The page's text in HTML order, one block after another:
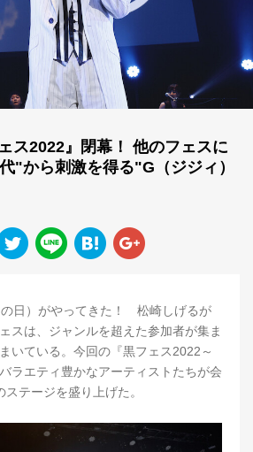
ス2022』閉幕！ 他のフェスに
"から刺激を得る"G（ジジィ）
日）がやってきた！ 松崎しげるが
スは、ジャンルを超えた参加者が集ま
いている。今回の『黒フェス2022～
ラエティ豊かなアーティストたちが会
テージを盛り上げた。